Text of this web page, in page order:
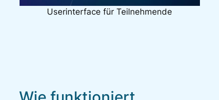
Userinterface für Teilnehmende